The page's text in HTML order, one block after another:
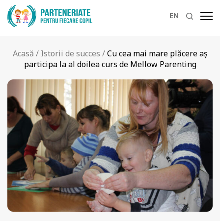
EN
Acasă / Istorii de succes /Cu cea mai mare plăcere aș
participa la al doilea curs de Mellow Parenting